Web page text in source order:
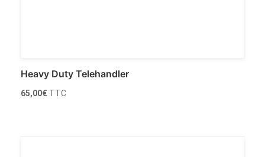
Heavy Duty Telehandler
65,00€ TTC